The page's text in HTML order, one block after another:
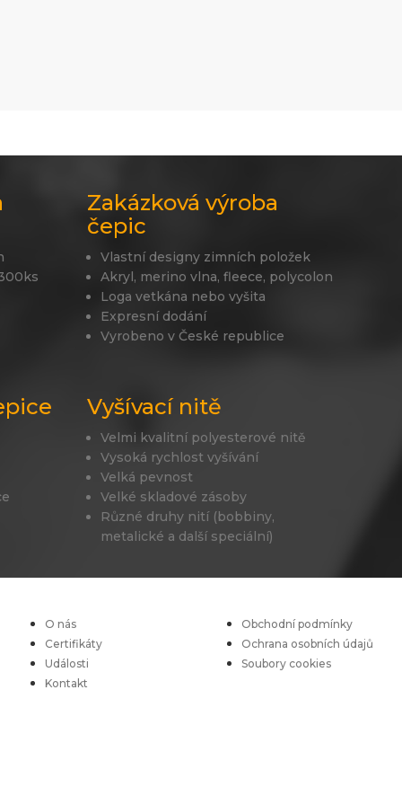
Zakázková výroba
čepic
Vlastní designy zimních položek
Akryl, merino vlna, fleece, polycolon
Loga vetkána nebo vyšita
Expresní dodání
Vyrobeno v České republice
Vyšívací nitě
Velmi kvalitní polyesterové nitě
Vysoká rychlost vyšívání
Velká pevnost
Velké skladové zásoby
Různé druhy nití (bobbiny,
metalické a další speciální)
O nás
Certifikáty
Události
Kontakt
Obchodní podmínky
Ochrana osobních údajů
Soubory cookies